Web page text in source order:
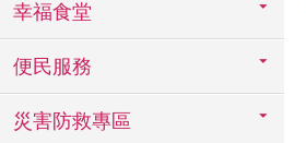
幸福食堂
便民服務
災害防救專區